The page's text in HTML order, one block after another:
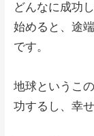
どんなに成功
始めると、途
です。
地球というこ
功するし、幸